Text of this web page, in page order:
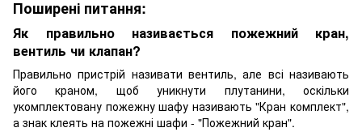
Поширені питання:
Як правильно називається пожежний кран,
вентиль чи клапан?
Правильно пристрій називати вентиль, але всі називають
його краном, щоб уникнути плутанини, оскільки
укомплектовану пожежну шафу називають "Кран комплект",
а знак клеять на пожежні шафи - "Пожежний кран".